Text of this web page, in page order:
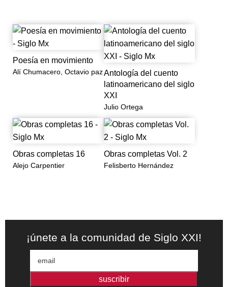
Poesía en movimiento
Alí Chumacero, Octavio pazAntología del cuento
latinoamericano del siglo
XXI
Julio Ortega
Obras completas 16
Alejo Carpentier
Obras completas Vol. 2
Felisberto Hernández
¡únete a la comunidad de Siglo XXI!
suscribir